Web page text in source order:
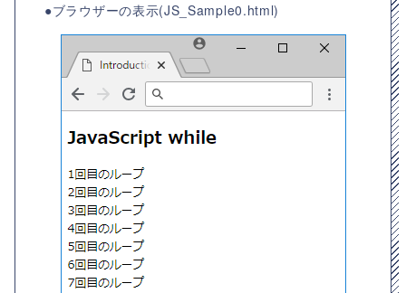
●ブラウザーの表示(JS_Sample0.html)